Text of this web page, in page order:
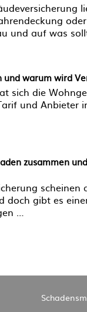
oder
und auf was
warum wird
sich die
und Anbieter
zusammen
scheinen
doch gibt es
…
Navigation